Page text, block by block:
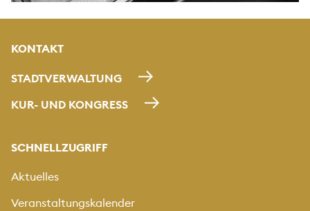
KONTAKT
STADTVERWALTUNG
KUR- UND KONGRESS
SCHNELLZUGRIFF
Aktuelles
Veranstaltungskalender